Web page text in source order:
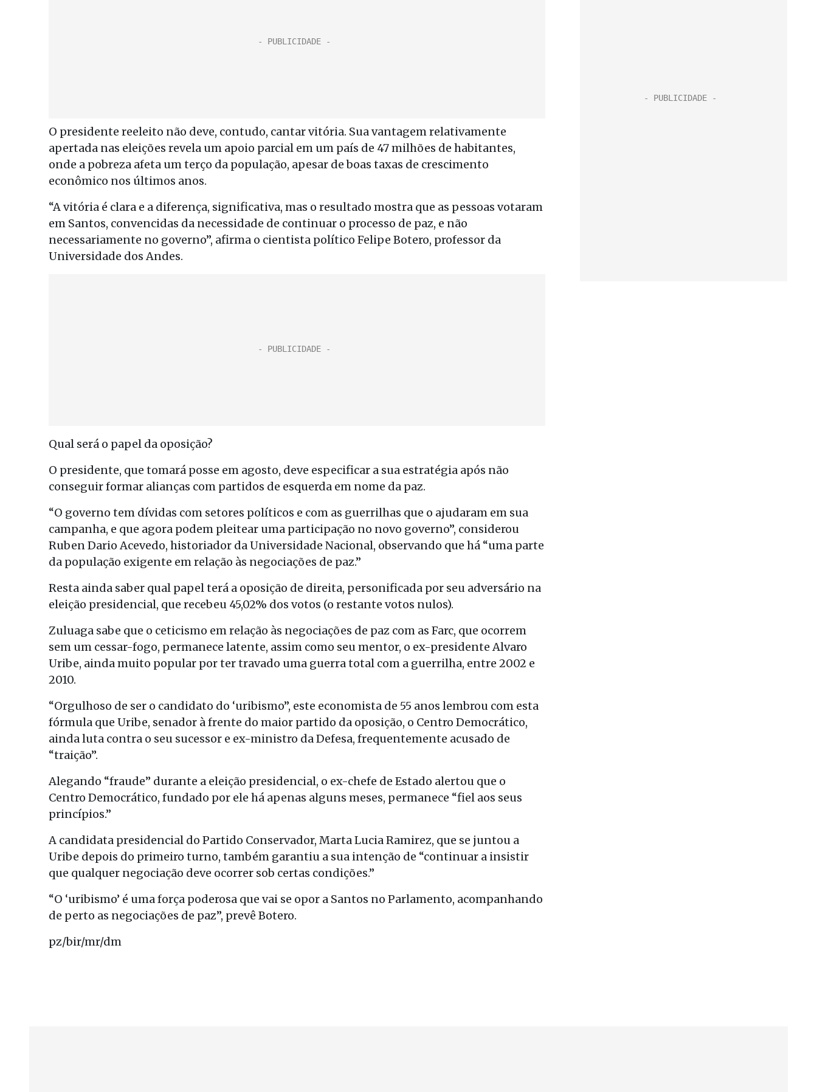
O presidente reeleito não deve, contudo, cantar vitória. Sua vantagem relativamente
apertada nas eleições revela um apoio parcial em um país de 47 milhões de habitantes,
onde a pobreza afeta um terço da população, apesar de boas taxas de crescimento
econômico nos últimos anos.
“A vitória é clara e a diferença, significativa, mas o resultado mostra que as pessoas votaram
em Santos, convencidas da necessidade de continuar o processo de paz, e não
necessariamente no governo”, afirma o cientista político Felipe Botero, professor da
Universidade dos Andes.
Qual será o papel da oposição?
O presidente, que tomará posse em agosto, deve especificar a sua estratégia após não
conseguir formar alianças com partidos de esquerda em nome da paz.
“O governo tem dívidas com setores políticos e com as guerrilhas que o ajudaram em sua
campanha, e que agora podem pleitear uma participação no novo governo”, considerou
Ruben Dario Acevedo, historiador da Universidade Nacional, observando que há “uma parte
da população exigente em relação às negociações de paz.”
Resta ainda saber qual papel terá a oposição de direita, personificada por seu adversário na
eleição presidencial, que recebeu 45,02% dos votos (o restante votos nulos).
Zuluaga sabe que o ceticismo em relação às negociações de paz com as Farc, que ocorrem
sem um cessar-fogo, permanece latente, assim como seu mentor, o ex-presidente Alvaro
Uribe, ainda muito popular por ter travado uma guerra total com a guerrilha, entre 2002 e
2010.
“Orgulhoso de ser o candidato do ‘uribismo”, este economista de 55 anos lembrou com esta
fórmula que Uribe, senador à frente do maior partido da oposição, o Centro Democrático,
ainda luta contra o seu sucessor e ex-ministro da Defesa, frequentemente acusado de
“traição”.
Alegando “fraude” durante a eleição presidencial, o ex-chefe de Estado alertou que o
Centro Democrático, fundado por ele há apenas alguns meses, permanece “fiel aos seus
princípios.”
A candidata presidencial do Partido Conservador, Marta Lucia Ramirez, que se juntou a
Uribe depois do primeiro turno, também garantiu a sua intenção de “continuar a insistir
que qualquer negociação deve ocorrer sob certas condições.”
“O ‘uribismo’ é uma força poderosa que vai se opor a Santos no Parlamento, acompanhando
de perto as negociações de paz”, prevê Botero.
pz/bir/mr/dm